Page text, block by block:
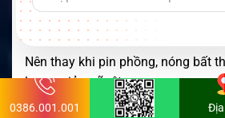
Khi nào nên thay pin mới?
Nên thay khi pin phồng, nóng bất
lượng giảm rõ rệt.
0386.001.001